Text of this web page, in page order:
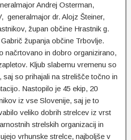
Andrej Osterman,
generalmajor dr. Alojz Šteiner,
župan občine Hrastnik g.
županja občine Trbovlje.
načrtovano in dobro organizirano,
Kljub slabemu vremenu so
so prihajali na strelišče točno in
Nastopilo je 45 ekip, 20
iz vse Slovenije, saj je to
veliko dobrih strelcev iz vrst
strelskih organizacij in
vrhunske strelce, najboljše v